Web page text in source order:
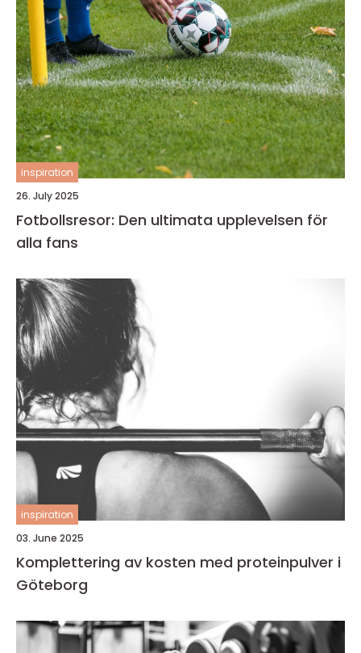
inspiration
26. July 2025
Fotbollsresor: Den ultimata upplevelsen för
alla fans
inspiration
03. June 2025
Komplettering av kosten med proteinpulver i
Göteborg